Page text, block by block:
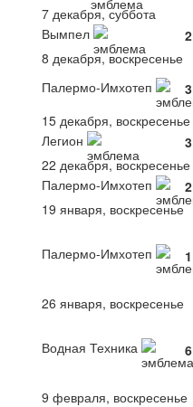
7 декабря, суббота
Вымпел
2
8 декабря, воскресенье
Палермо-Имхотеп
3
15 декабря, воскресенье
Легион
3
22 декабря, воскресенье
Палермо-Имхотеп
2
19 января, воскресенье
Палермо-Имхотеп 1
26 января, воскресенье
Водная Техника 6
9 февраля, воскресенье